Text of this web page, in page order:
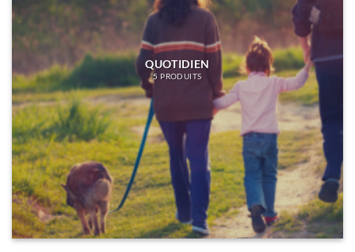
QUOTIDIEN
5 PRODUITS